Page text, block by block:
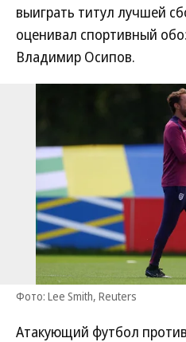
выиграть титул лучшей
оценивал спортивный
Владимир Осипов.
Фото: Lee Smith, Reuters
Атакующий футбол